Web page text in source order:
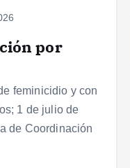
por
feminicidio y con
1 de julio de
de Coordinación